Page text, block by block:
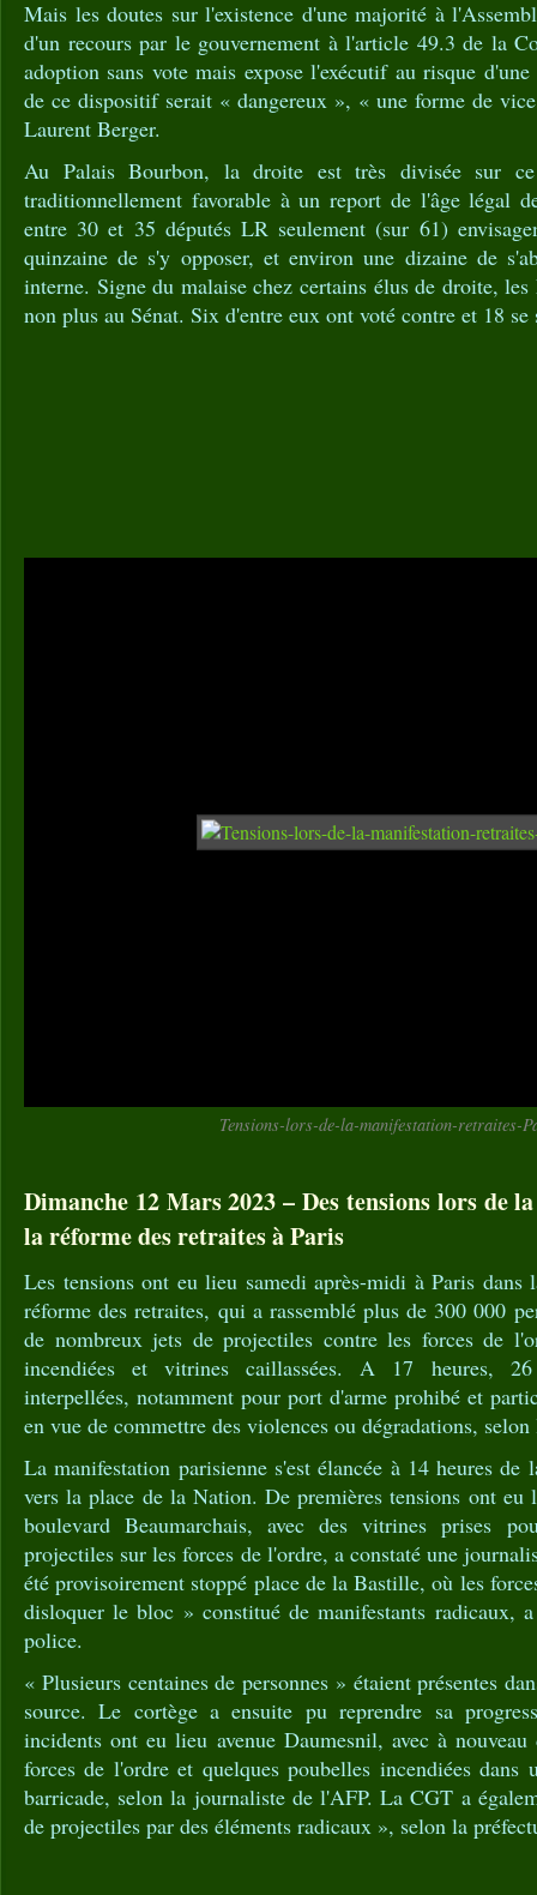
Mais les doutes sur l'existence d'une majorité à
d'un recours par le gouvernement à l'article 49.3 de la
adoption sans vote mais expose l'exécutif au risque
de ce dispositif serait « dangereux », « une forme de
Laurent Berger.
Au Palais Bourbon, la droite est très divisée sur
traditionnellement favorable à un report de l'âge légal
entre 30 et 35 députés LR seulement (sur 61)
quinzaine de s'y opposer, et environ une dizaine de
interne. Signe du malaise chez certains élus de droite,
non plus au Sénat. Six d'entre eux ont voté contre et 18 se
Tensions-lors-de-la-manifestation-retraites-
Dimanche 12 Mars 2023 – Des tensions lors de
la réforme des retraites à Paris
Les tensions ont eu lieu samedi après-midi à Paris dans
réforme des retraites, qui a rassemblé plus de 300 000
de nombreux jets de projectiles contre les forces de
incendiées et vitrines caillassées. A 17 heures, 26
interpellées, notamment pour port d'arme prohibé et
en vue de commettre des violences ou dégradations,
La manifestation parisienne s'est élancée à 14 heures de
vers la place de la Nation. De premières tensions ont eu
boulevard Beaumarchais, avec des vitrines prises
projectiles sur les forces de l'ordre, a constaté une
été provisoirement stoppé place de la Bastille, où les
disloquer le bloc » constitué de manifestants radicaux,
police.
« Plusieurs centaines de personnes » étaient présentes
source. Le cortège a ensuite pu reprendre sa
incidents ont eu lieu avenue Daumesnil, avec à
forces de l'ordre et quelques poubelles incendiées dans
barricade, selon la journaliste de l'AFP. La CGT a
de projectiles par des éléments radicaux », selon la